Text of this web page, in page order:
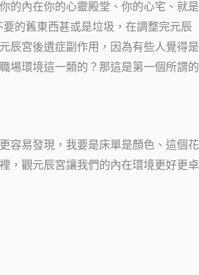
的內在你的心靈殿堂、你的心宅、就是
的舊東西甚或是垃圾，在調整完元辰
辰宮後遺症副作用，因為有些人覺得是
場環境這一類的？那這是第一個所謂的
容易發現，我要是床單是顏色、這個花
，觀元辰宮讓我們的內在環境更好更卓